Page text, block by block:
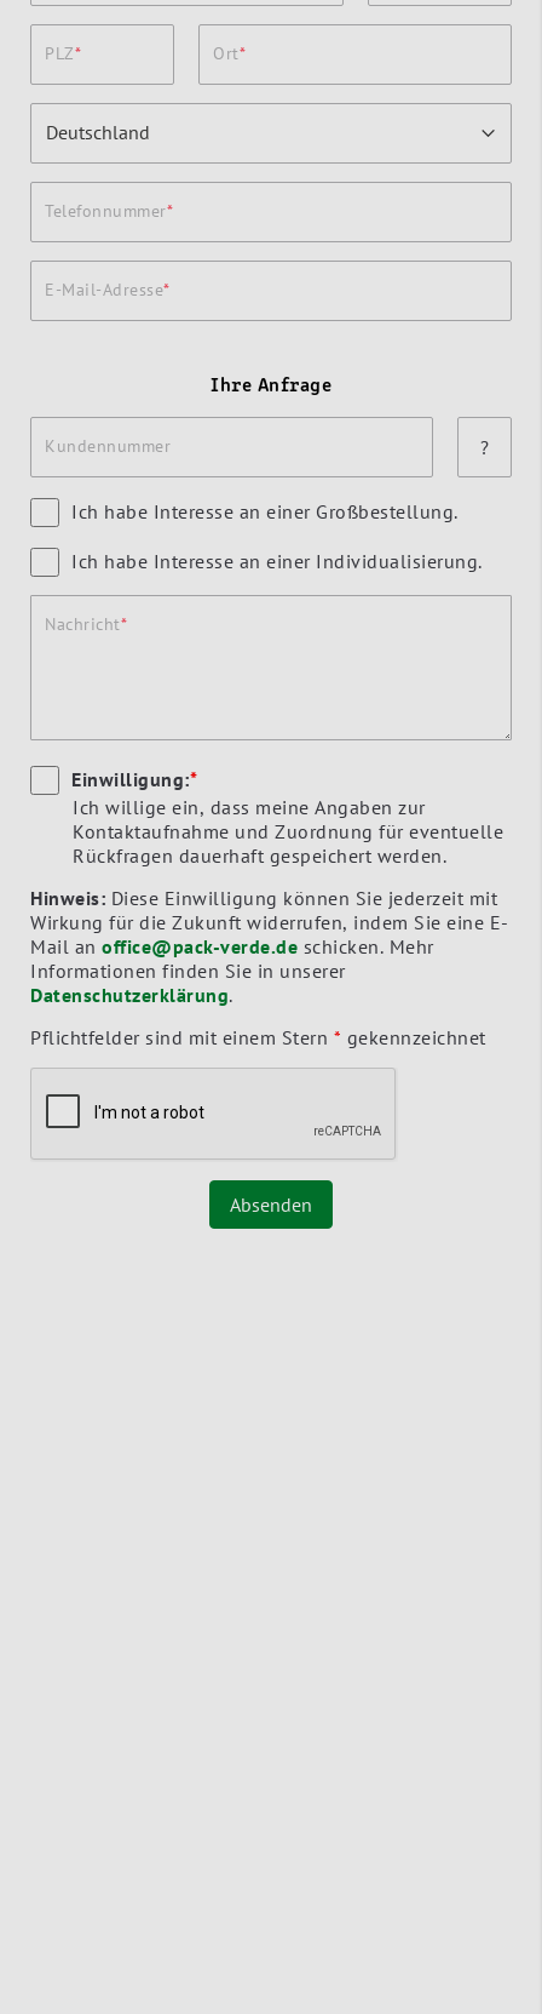
PLZ Ort
Telefonnummer
E-Mail-Adresse
Ihre Anfrage
Kundennummer ?
Ich habe Interesse an einer Großbestellung.
Ich habe Interesse an einer Individualisierung.
Nachricht
Einwilligung:*
Ich willige ein, dass meine Angaben zur
Kontaktaufnahme und Zuordnung für eventuelle
Rückfragen dauerhaft gespeichert werden.
Hinweis: Diese Einwilligung können Sie jederzeit mit
Wirkung für die Zukunft widerrufen, indem Sie eine E-
Mail an office@pack-verde.de
Informationen finden Sie in unserer
Datenschutzerklärung.
Pflichtfelder sind mit einem Stern * gekennzeichnet
Absenden